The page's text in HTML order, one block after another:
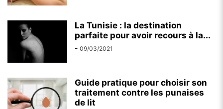
La Tunisie : la destination
parfaite pour avoir recours à la...
- 09/03/2021
Guide pratique pour choisir son
traitement contre les punaises
de lit